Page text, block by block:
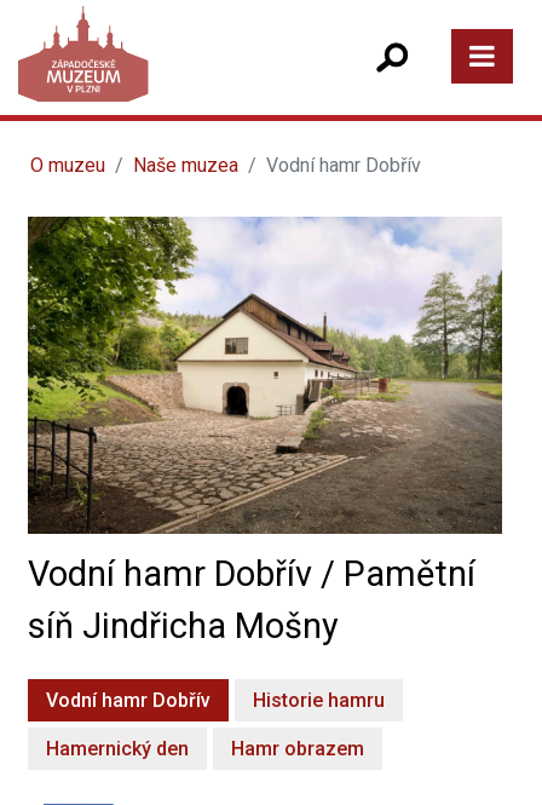
O muzeu Naše muzea Vodní hamr Dobřív
Vodní hamr Dobřív / Pamětní
síň Jindřicha Mošny
Vodní hamr Dobřív Historie hamru
Hamernický den Hamr obrazem